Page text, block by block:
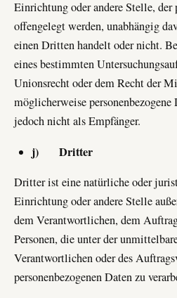
Einrichtung oder andere Stelle, der
offengelegt werden, unabhängig
einen Dritten handelt oder nicht.
eines bestimmten
Unionsrecht oder dem Recht der
möglicherweise
jedoch nicht als Empfänger.
j) Dritter
Dritter ist eine natürliche oder
Einrichtung oder andere Stelle
dem Verantwortlichen, dem
Personen, die unter der
Verantwortlichen oder des
personenbezogenen Daten zu